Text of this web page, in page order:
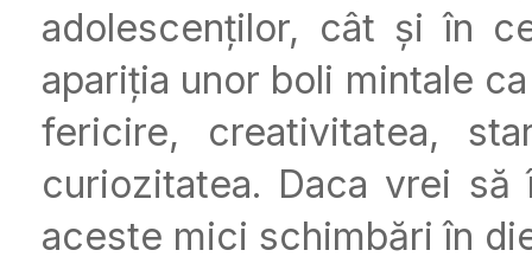
adolescenților, cât și în
apariția unor boli mintale
fericire, creativitatea,
curiozitatea. Daca vrei
aceste mici schimbări în